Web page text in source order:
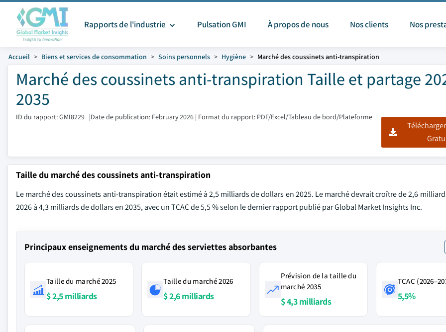
Rapports de l'industrie Pulsation GMI À propos de nous Nos clients Nos
Accueil Biens et services de consommation Soins personnels Hygiène Marché des coussinets anti-transpiration
Marché des coussinets anti-transpiration Taille et partage
2035
ID du rapport: GMI8229 |Date de publication: February 2026 | Format du rapport: PDF/Excel/Tableau de bord/Plateforme
Taille du marché des coussinets anti-transpiration
Le marché des coussinets anti-transpiration était estimé à 2,5 milliards de dollars en 2025. Le marché devrait croître de 2,6
2026 à 4,3 milliards de dollars en 2035, avec un TCAC de 5,5 % selon le dernier rapport publié par Global Market Insights Inc.
Principaux enseignements du marché des serviettes absorbantes
Taille du marché 2025
$ 2,5 milliards
Taille du marché 2026
$ 2,6 milliards
Prévision de la taille du
marché 2035
$ 4,3 milliards
TCAC
5,5%